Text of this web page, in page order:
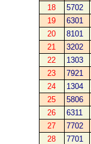
18
5702
19
6301
20
8101
21
3202
22
1303
23
7921
24
1304
25
5806
26
6311
27
7702
28
7701